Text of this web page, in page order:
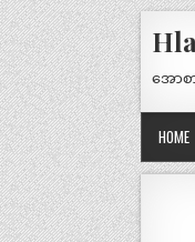
အောစ
HOME